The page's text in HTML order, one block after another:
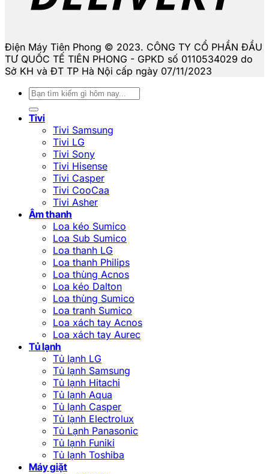
Điện Máy Tiên Phong © 2023. CÔNG TY CỔ PHẦN ĐẦU
TƯ QUỐC TẾ TIÊN PHONG - GPKD số 0110534029 do
Sở KH và ĐT TP Hà Nội cấp ngày 07/11/2023
Tìm
kiếm:
Tivi
Tivi Samsung
Tivi LG
Tivi Sony
Tivi Hisense
Tivi Casper
Tivi CooCaa
Tivi Asher
Âm thanh
Loa kéo Sumico
Loa Sub Sumico
Loa thanh LG
Loa thanh Philips
Loa thùng Acnos
Loa kéo Dalton
Loa thùng Sumico
Loa tranh Sumico
Loa xách tay Acnos
Loa xách tay Aurec
Tủ lạnh
Tủ lạnh LG
Tủ lạnh Samsung
Tủ lạnh Hitachi
Tủ lạnh Aqua
Tủ lạnh Casper
Tủ lạnh Electrolux
Tủ Lạnh Panasonic
Tủ lạnh Funiki
Tủ lạnh Toshiba
Máy giặt